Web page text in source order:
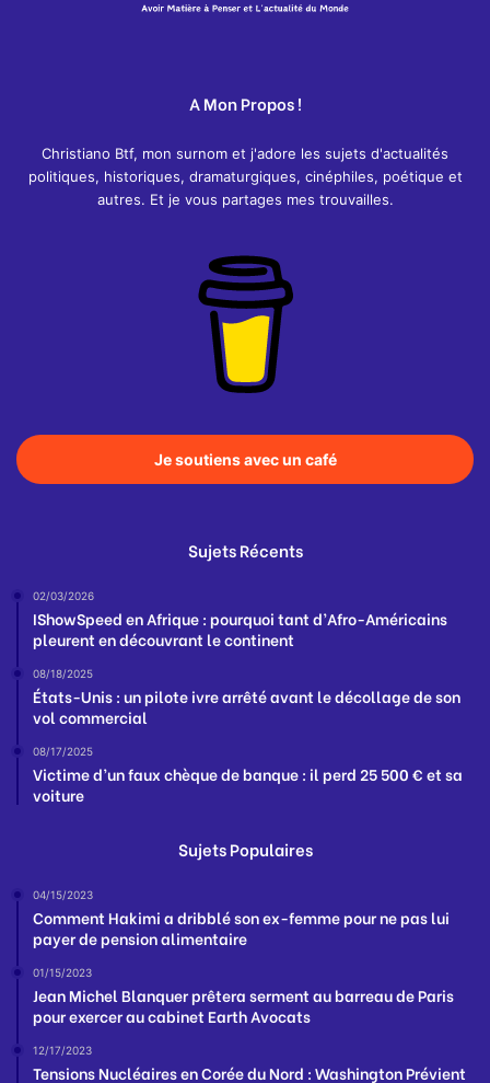
A Mon Propos !
Christiano Btf, mon surnom et j'adore les sujets d'actualités
politiques, historiques, dramaturgiques, cinéphiles, poétique et
autres. Et je vous partages mes trouvailles.
Je soutiens avec un café
Sujets Récents
02/03/2026
IShowSpeed en Afrique : pourquoi tant d’Afro-Américains
pleurent en découvrant le continent
08/18/2025
États-Unis : un pilote ivre arrêté avant le décollage de son
vol commercial
08/17/2025
Victime d’un faux chèque de banque : il perd 25 500 € et sa
voiture
Sujets Populaires
04/15/2023
Comment Hakimi a dribblé son ex-femme pour ne pas lui
payer de pension alimentaire
01/15/2023
Jean Michel Blanquer prêtera serment au barreau de Paris
pour exercer au cabinet Earth Avocats
12/17/2023
Tensions Nucléaires en Corée du Nord : Washington Prévient